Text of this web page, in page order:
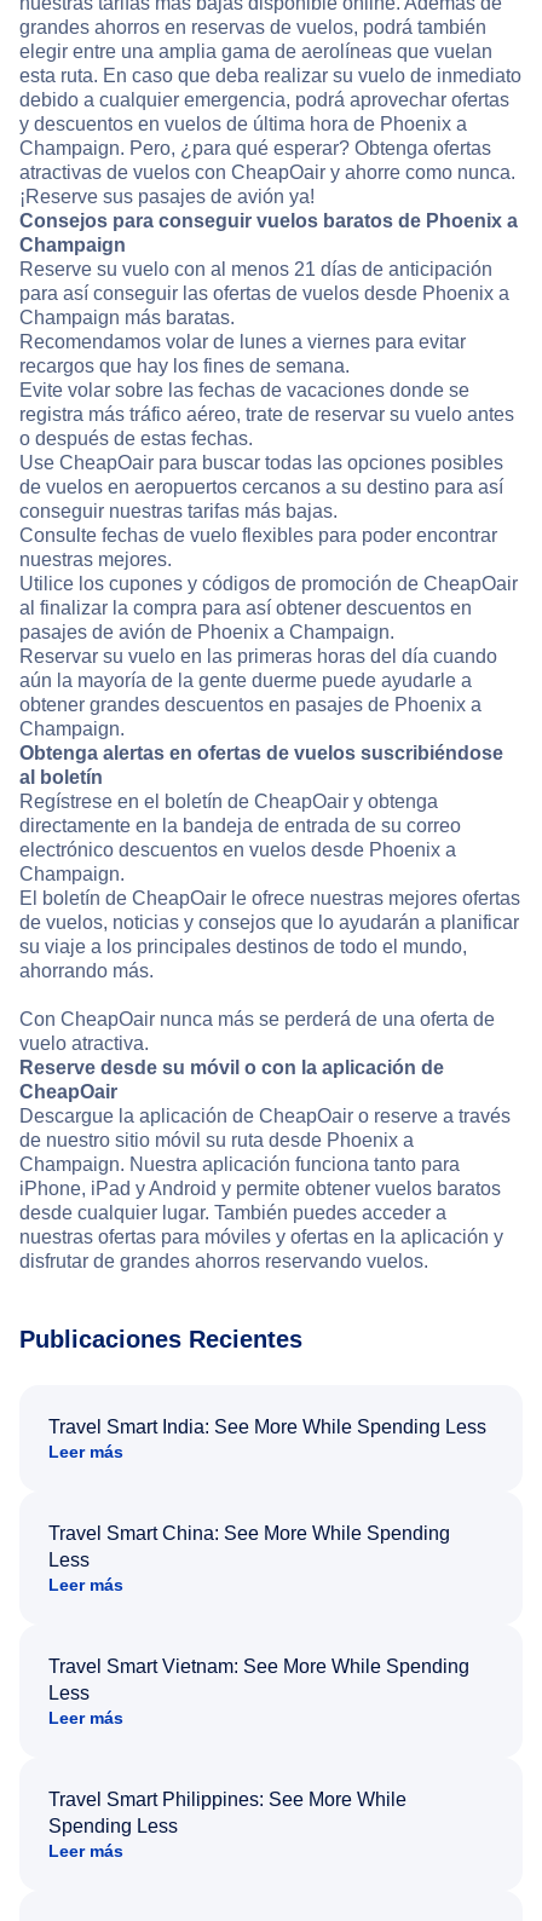
grandes ahorros en reservas de vuelos, podrá también
elegir entre una amplia gama de aerolíneas que vuelan
esta ruta. En caso que deba realizar su vuelo de inmediato
debido a cualquier emergencia, podrá aprovechar ofertas
y descuentos en vuelos de última hora de Phoenix a
Champaign. Pero, ¿para qué esperar? Obtenga ofertas
atractivas de vuelos con CheapOair y ahorre como nunca.
¡Reserve sus pasajes de avión ya!
Consejos para conseguir vuelos baratos de Phoenix a
Champaign
Reserve su vuelo con al menos 21 días de anticipación
para así conseguir las ofertas de vuelos desde Phoenix a
Champaign más baratas.
Recomendamos volar de lunes a viernes para evitar
recargos que hay los fines de semana.
Evite volar sobre las fechas de vacaciones donde se
registra más tráfico aéreo, trate de reservar su vuelo antes
o después de estas fechas.
Use CheapOair para buscar todas las opciones posibles
de vuelos en aeropuertos cercanos a su destino para así
conseguir nuestras tarifas más bajas.
Consulte fechas de vuelo flexibles para poder encontrar
nuestras mejores.
Utilice los cupones y códigos de promoción de CheapOair
al finalizar la compra para así obtener descuentos en
pasajes de avión de Phoenix a Champaign.
Reservar su vuelo en las primeras horas del día cuando
aún la mayoría de la gente duerme puede ayudarle a
obtener grandes descuentos en pasajes de Phoenix a
Champaign.
Obtenga alertas en ofertas de vuelos suscribiéndose
al boletín
Regístrese en el boletín de CheapOair y obtenga
directamente en la bandeja de entrada de su correo
electrónico descuentos en vuelos desde Phoenix a
Champaign.
El boletín de CheapOair le ofrece nuestras mejores ofertas
de vuelos, noticias y consejos que lo ayudarán a planificar
su viaje a los principales destinos de todo el mundo,
ahorrando más.
Con CheapOair nunca más se perderá de una oferta de
vuelo atractiva.
Reserve desde su móvil o con la aplicación de
CheapOair
Descargue la aplicación de CheapOair o reserve a través
de nuestro sitio móvil su ruta desde Phoenix a
Champaign. Nuestra aplicación funciona tanto para
iPhone, iPad y Android y permite obtener vuelos baratos
desde cualquier lugar. También puedes acceder a
nuestras ofertas para móviles y ofertas en la aplicación y
disfrutar de grandes ahorros reservando vuelos.
Publicaciones Recientes
Travel Smart India: See More While Spending Less
Leer más
Travel Smart China: See More While Spending
Less
Leer más
Travel Smart Vietnam: See More While Spending
Less
Leer más
Travel Smart Philippines: See More While
Spending Less
Leer más